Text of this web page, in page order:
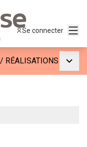
Se connecter
/ RÉALISATIONS